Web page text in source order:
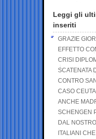
Leggi gli
inseriti
GRAZIE
EFFETTO
CRISI
SCATENATA
CONTRO
CASO
ANCHE
SCHENGEN
DAL
ITALIANI